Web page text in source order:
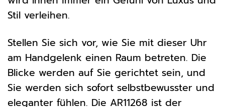
Stil verleihen.
Stellen Sie sich vor, wie Sie mit dieser Uhr
am Handgelenk einen Raum betreten. Die
Blicke werden auf Sie gerichtet sein, und
Sie werden sich sofort selbstbewusster und
eleganter fühlen. Die AR11268 ist der